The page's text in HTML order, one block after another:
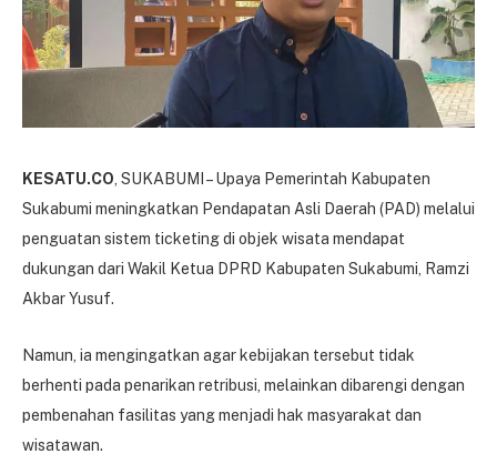
KESATU.CO , SUKABUMI – Upaya Pemerintah Kabupaten
Sukabumi meningkatkan Pendapatan Asli Daerah (PAD) melalui
penguatan sistem ticketing di objek wisata mendapat
dukungan dari Wakil Ketua DPRD Kabupaten Sukabumi, Ramzi
Akbar Yusuf.
Namun, ia mengingatkan agar kebijakan tersebut tidak
berhenti pada penarikan retribusi, melainkan dibarengi dengan
pembenahan fasilitas yang menjadi hak masyarakat dan
wisatawan.